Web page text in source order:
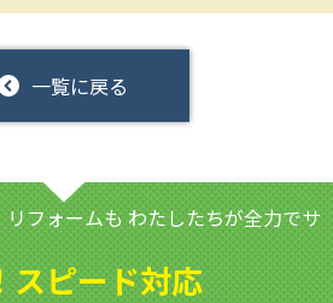
一覧に戻る
リフォームもわたしたちが全力でサ
スピード対応